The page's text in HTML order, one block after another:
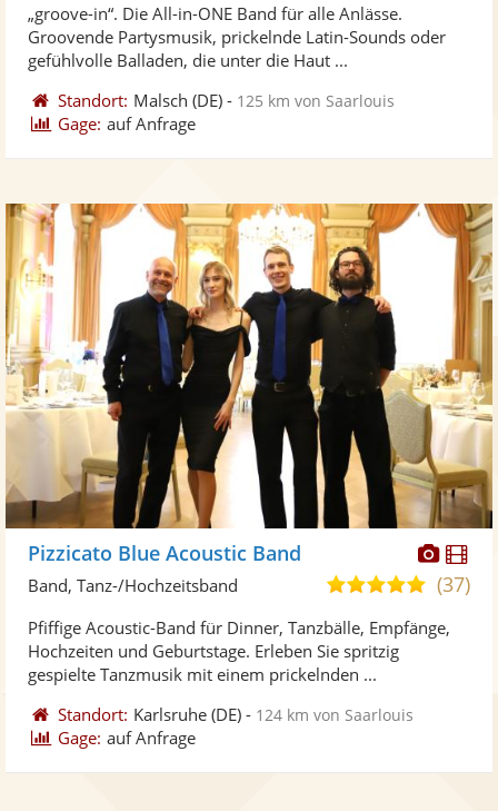
„groove-in“. Die All-in-ONE Band für alle Anlässe.
Groovende Partysmusik, prickelnde Latin-Sounds oder
gefühlvolle Balladen, die unter die Haut ...
Standort: Malsch (DE) - 125 km von Saarlouis
Gage: auf Anfrage
Fotos
Pizzicato Blue Acoustic Band
5,0
5
(37)
Band, Tanz-/Hochzeitsband
Pfiffige Acoustic-Band für Dinner, Tanzbälle, Empfänge,
Hochzeiten und Geburtstage. Erleben Sie spritzig
gespielte Tanzmusik mit einem prickelnden ...
Standort: Karlsruhe (DE) - 124 km von Saarlouis
Gage: auf Anfrage